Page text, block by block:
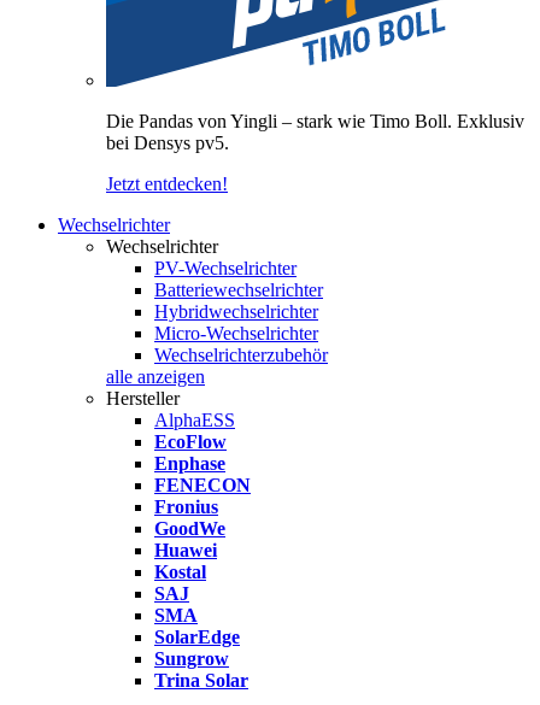
Die Pandas von Yingli – stark wie Timo Boll. Exklusiv
bei Densys pv5.
Jetzt entdecken!
Wechselrichter
Wechselrichter
PV-Wechselrichter
Batteriewechselrichter
Hybridwechselrichter
Micro-Wechselrichter
Wechselrichterzubehör
alle anzeigen
Hersteller
AlphaESS
EcoFlow
Enphase
FENECON
Fronius
GoodWe
Huawei
Kostal
SAJ
SMA
SolarEdge
Sungrow
Trina Solar